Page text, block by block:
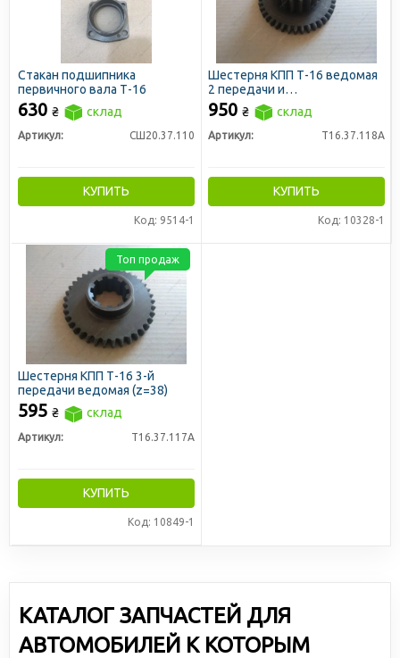
Стакан подшипника
первичного вала Т-16
630 ₴ склад
Артикул: СШ20.37.110
КУПИТЬ
Код: 9514-1
Шестерня КПП Т-16 ведомая
2 передачи и
дифференциала (z=40/19)
950 ₴ склад
Артикул: Т16.37.118А
КУПИТЬ
Код: 10328-1
Шестерня КПП Т-16 3-й
передачи ведомая (z=38)
595 ₴ склад
Артикул: Т16.37.117А
КУПИТЬ
Код: 10849-1
Топ продаж
КАТАЛОГ ЗАПЧАСТЕЙ ДЛЯ
АВТОМОБИЛЕЙ К КОТОРЫМ